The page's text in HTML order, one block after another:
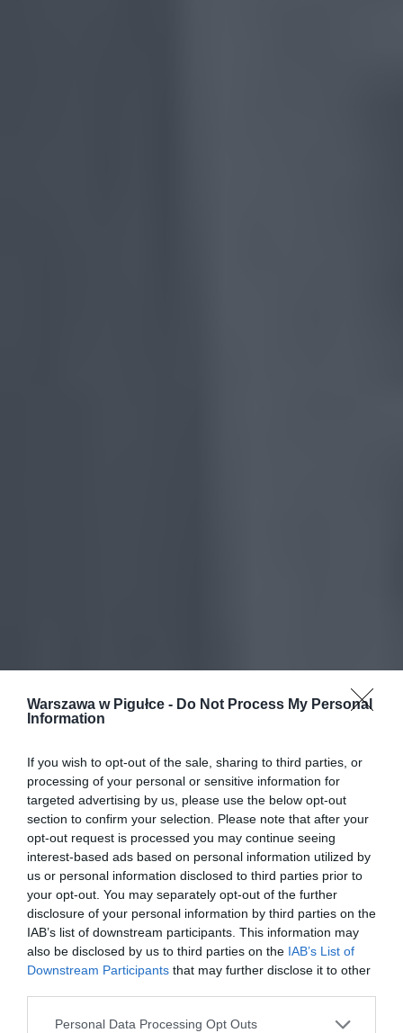
Warszawa w Pigułce - Do Not Process My Personal
Information
If you wish to opt-out of the sale, sharing to third parties, or
processing of your personal or sensitive information for
targeted advertising by us, please use the below opt-out
section to confirm your selection. Please note that after your
opt-out request is processed you may continue seeing
interest-based ads based on personal information utilized by
us or personal information disclosed to third parties prior to
your opt-out. You may separately opt-out of the further
disclosure of your personal information by third parties on the
IAB’s list of downstream participants. This information may
also be disclosed by us to third parties on the IAB’s List of
Downstream Participants that may further disclose it to other
Personal Data Processing Opt Outs